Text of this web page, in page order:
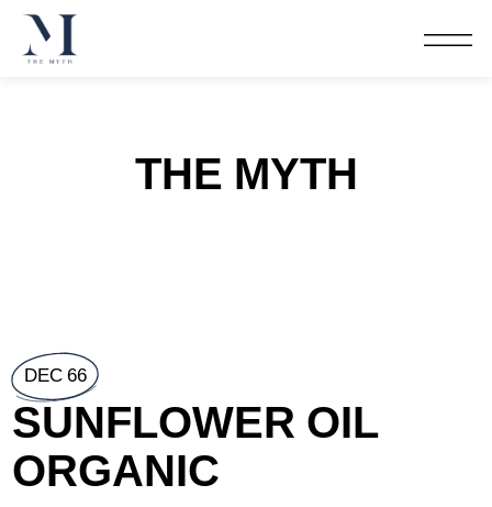
THE MYTH
DEC 66
SUNFLOWER OIL
ORGANIC